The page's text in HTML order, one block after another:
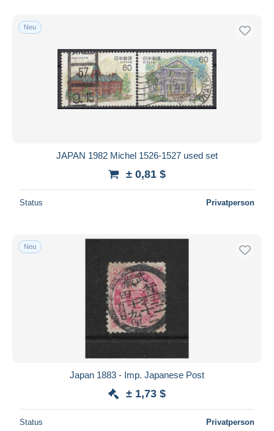
Neu
JAPAN 1982 Michel 1526-1527 used set
± 0,81 $
Status Privatperson
Neu
Japan 1883 - Imp. Japanese Post
± 1,73 $
Status Privatperson